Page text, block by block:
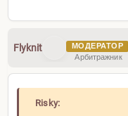
Flyknit
МОДЕРАТОР
Арбитражник
Risky: